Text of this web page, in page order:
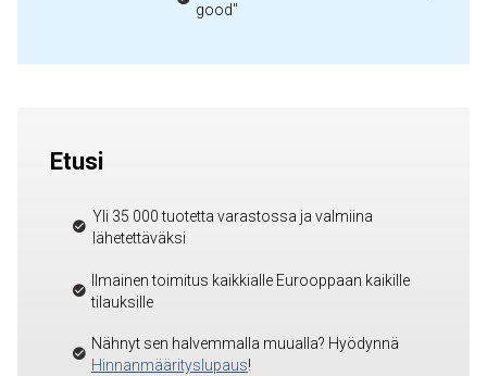
good"
Etusi
Yli 35 000 tuotetta varastossa ja valmiina
lähetettäväksi
Ilmainen toimitus kaikkialle Eurooppaan kaikille
tilauksille
Nähnyt sen halvemmalla muualla? Hyödynnä
Hinnanmäärityslupaus!